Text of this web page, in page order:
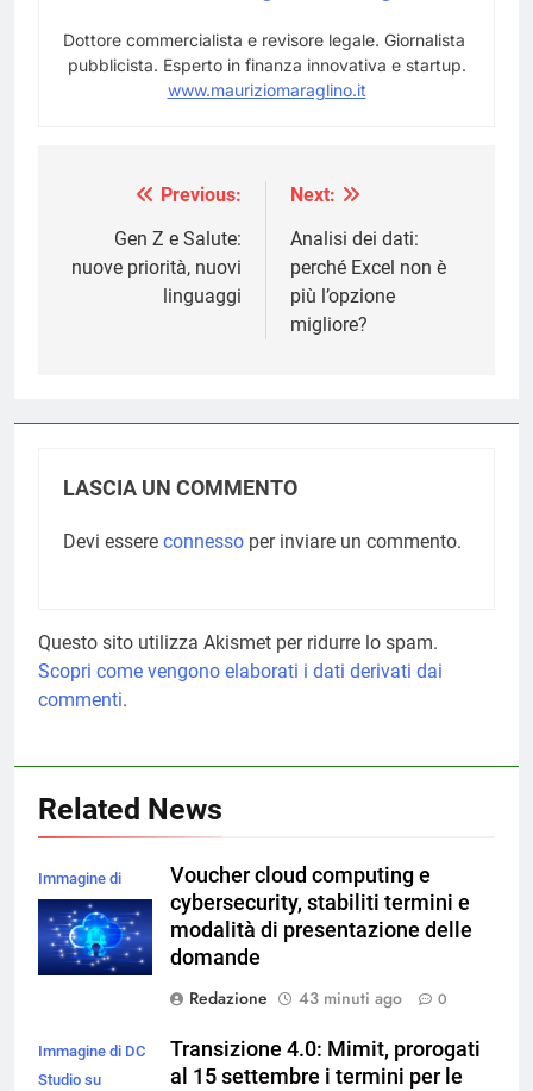
Dottore commercialista e revisore legale. Giornalista
pubblicista. Esperto in finanza innovativa e startup.
www.mauriziomaraglino.it
Navigazione
articoli
Previous:
Gen Z e Salute:
nuove priorità, nuovi
linguaggi
Next:
Analisi dei dati:
perché Excel non è
più l’opzione
migliore?
LASCIA UN COMMENTO
Devi essere connesso per inviare un commento.
Questo sito utilizza Akismet per ridurre lo spam.
Scopri come vengono elaborati i dati derivati dai
commenti.
Related News
Immagine di
magnific
Voucher cloud computing e
cybersecurity, stabiliti termini e
modalità di presentazione delle
domande
Redazione
43 minuti ago 0
Immagine di DC
Studio su
Transizione 4.0: Mimit, prorogati
al 15 settembre i termini per le